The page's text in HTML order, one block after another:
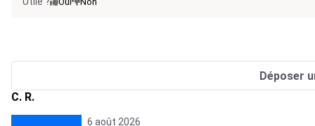
Déposer
C. R.
6 août 2026